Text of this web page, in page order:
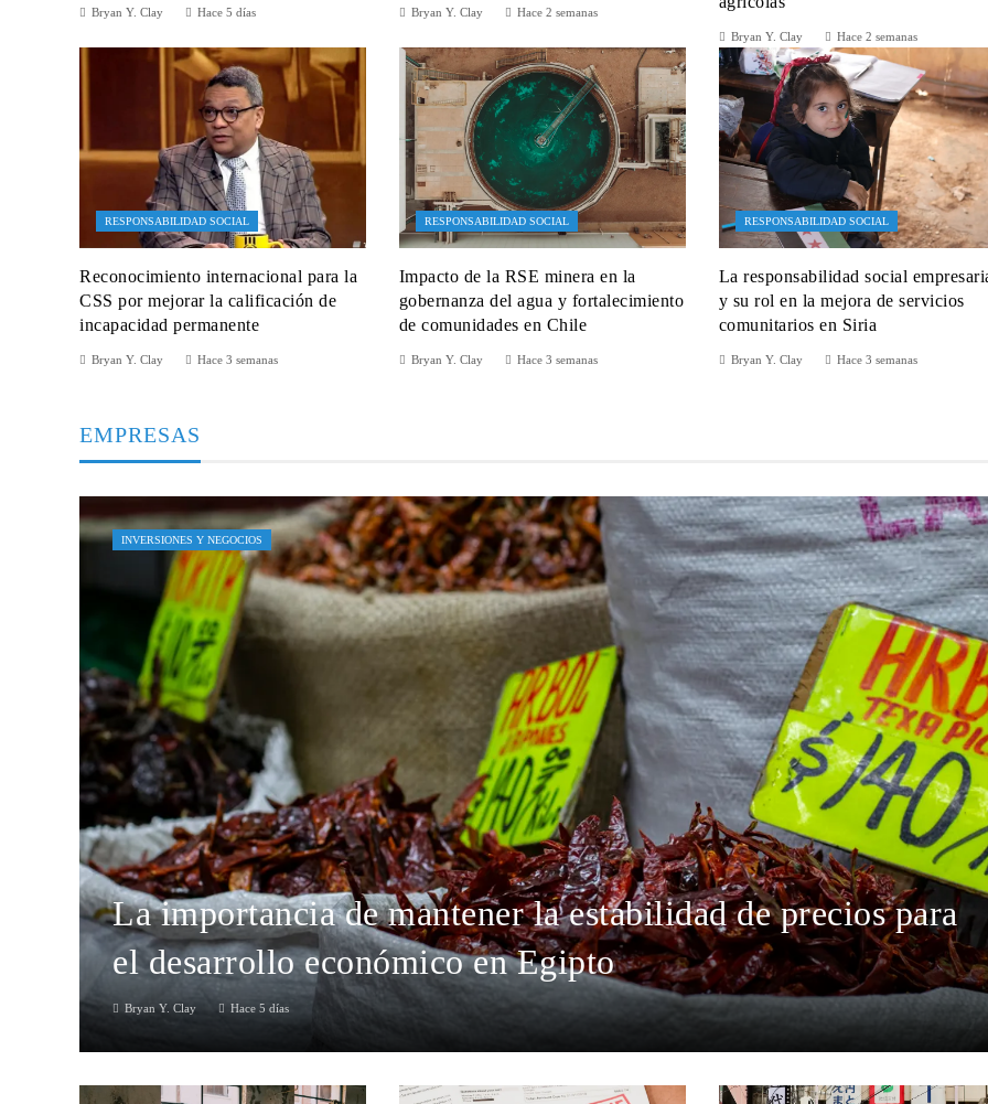
Bryan Y. Clay Hace 5 días Bryan Y. Clay Hace 2 semanas
Bryan Y. Clay Hace 2 semanas
RESPONSABILIDAD SOCIAL
Reconocimiento internacional para la
CSS por mejorar la calificación de
incapacidad permanente
Bryan Y. Clay Hace 3 semanas
RESPONSABILIDAD SOCIAL
Impacto de la RSE minera en la
gobernanza del agua y fortalecimiento
de comunidades en Chile
Bryan Y. Clay Hace 3 semanas
RESPONSABILIDAD SOCIAL
La responsabilidad social
y su rol en la mejora de servicios
comunitarios en Siria
Bryan Y. Clay Hace 3 semanas
EMPRESAS
La importancia de mantener la estabilidad de precios para
el desarrollo económico en Egipto
Bryan Y. Clay Hace 5 días
INVERSIONES Y NEGOCIOS